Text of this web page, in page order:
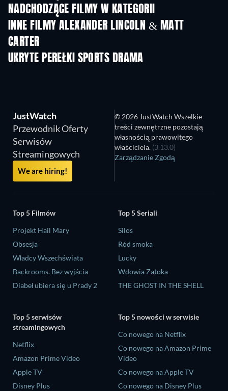
NADCHODZĄCE FILMY W KATEGORII
INNE FILMY ALEXANDER LINCOLN & MATT
CARTER
UKRYTE PEREŁKI SPORTS DRAMA
JustWatch
Przewodnik Oferty
Serwisów
Streamingowych
We are hiring!
© 2026 JustWatch Wszelkie
treści zewnętrzne pozostają
własnością prawowitego
właściciela. (3.13.0)
Zarządzanie Zgodą
Top 5 Filmów
Projekt Hail Mary
Obsesja
Władcy Wszechświata
Backrooms. Bez wyjścia
Diabeł ubiera się u Prady 2
Top 5 Seriali
Silos
Ród smoka
Lucky
Wdowia Zatoka
THE GHOST IN THE SHELL
Top 5 serwisów
streamingowych
Netflix
Amazon Prime Video
Apple TV
Disney Plus
Top 5 nowości w serwisie
Co nowego na Netflix
Co nowego na Amazon Prime
Video
Co nowego na Apple TV
Co nowego na Disney Plus